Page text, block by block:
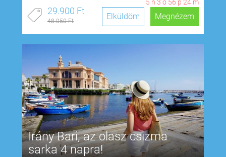
5 n 3 ó 56 p 23 m
29.900 Ft
48.050 Ft Megnézem
Elküldöm
Irány Bari, az olasz csizma
sarka 4 napra!